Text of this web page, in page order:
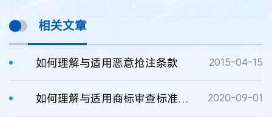
相关文章
如何理解与适用恶意抢注条款 2015-04-15
如何理解与适用商标审查标准一致性规则 2020-09-01